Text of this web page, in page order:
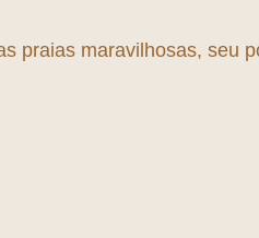
praias maravilhosas, seu